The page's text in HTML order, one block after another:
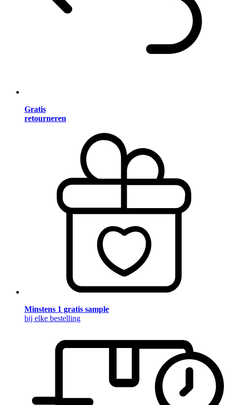
Gratis
retourneren
Minstens 1 gratis sample
bij elke bestelling